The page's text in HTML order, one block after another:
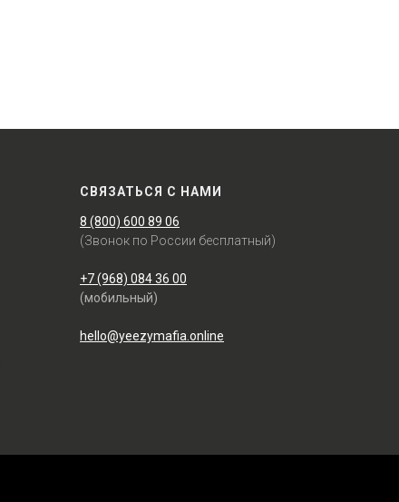
СВЯЗАТЬСЯ С НАМИ
8 (800) 600 89 06
(Звонок по России бесплатный)
+7 (968) 084 36 00
(мобильный)
hello@yeezymafia.online